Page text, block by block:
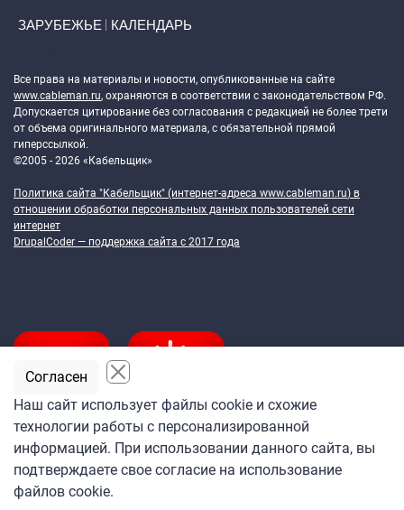
ЗАРУБЕЖЬЕ КАЛЕНДАРЬ
Все права на материалы и новости, опубликованные на сайте
www.cableman.ru, охраняются в соответствии с законодательством РФ.
Допускается цитирование без согласования с редакцией не более трети
от объема оригинального материала, с обязательной прямой
гиперссылкой.
©2005 - 2026 «Кабельщик»
Политика сайта "Кабельщик" (интернет-адреса www.cableman.ru) в
отношении обработки персональных данных пользователей сети
интернет
DrupalCoder — поддержка сайта c 2017 года
Подпишитесь
на ежедневную рассылку
«Кабельщика»
Наш сайт использует файлы cookie и схожие
технологии работы с персонализированной
информацией. При использовании данного сайта, вы
подтверждаете свое согласие на использование
файлов cookie.
Согласен